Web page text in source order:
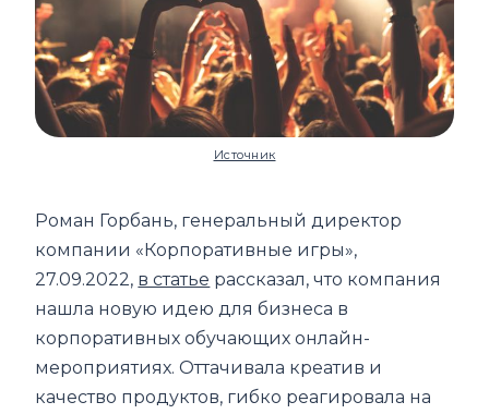
Источник
Роман Горбань, генеральный директор
компании «Корпоративные игры»,
27.09.2022, в статье рассказал, что компания
нашла новую идею для бизнеса в
корпоративных обучающих онлайн-
мероприятиях. Оттачивала креатив и
качество продуктов, гибко реагировала на